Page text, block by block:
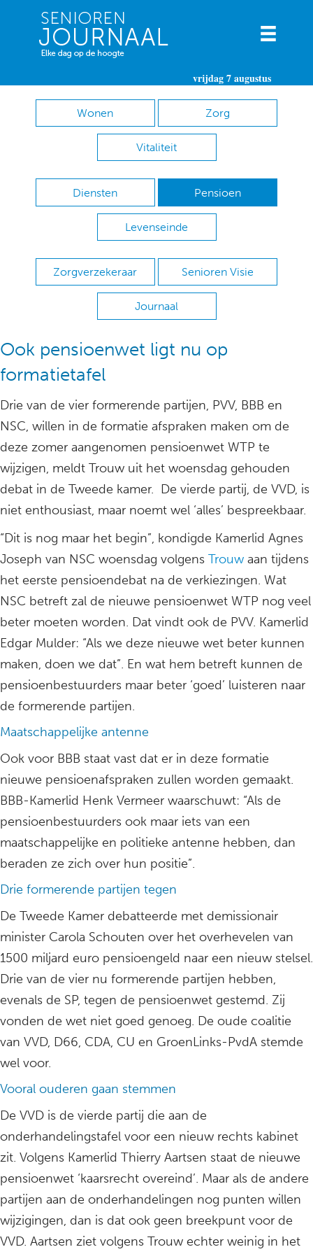
vrijdag 7 augustus
Wonen Zorg
Vitaliteit
Diensten Pensioen
Levenseinde
Zorgverzekeraar Senioren Visie
Journaal
Ook pensioenwet ligt nu op
formatietafel
Drie van de vier formerende partijen, PVV, BBB en
NSC, willen in de formatie afspraken maken om de
deze zomer aangenomen pensioenwet WTP te
wijzigen, meldt Trouw uit het woensdag gehouden
debat in de Tweede kamer. De vierde partij, de VVD, is
niet enthousiast, maar noemt wel ‘alles’ bespreekbaar.
“Dit is nog maar het begin”, kondigde Kamerlid Agnes
Joseph van NSC woensdag volgens Trouw aan tijdens
het eerste pensioendebat na de verkiezingen. Wat
NSC betreft zal de nieuwe pensioenwet WTP nog veel
beter moeten worden. Dat vindt ook de PVV. Kamerlid
Edgar Mulder: “Als we deze nieuwe wet beter kunnen
maken, doen we dat”. En wat hem betreft kunnen de
pensioenbestuurders maar beter ‘goed’ luisteren naar
de formerende partijen.
Maatschappelijke antenne
Ook voor BBB staat vast dat er in deze formatie
nieuwe pensioenafspraken zullen worden gemaakt.
BBB-Kamerlid Henk Vermeer waarschuwt: “Als de
pensioenbestuurders ook maar iets van een
maatschappelijke en politieke antenne hebben, dan
beraden ze zich over hun positie”.
Drie formerende partijen tegen
De Tweede Kamer debatteerde met demissionair
minister Carola Schouten over het overhevelen van
1500 miljard euro pensioengeld naar een nieuw stelsel.
Drie van de vier nu formerende partijen hebben,
evenals de SP, tegen de pensioenwet gestemd. Zij
vonden de wet niet goed genoeg. De oude coalitie
van VVD, D66, CDA, CU en GroenLinks-PvdA stemde
wel voor.
Vooral ouderen gaan stemmen
De VVD is de vierde partij die aan de
onderhandelingstafel voor een nieuw rechts kabinet
zit. Volgens Kamerlid Thierry Aartsen staat de nieuwe
pensioenwet ‘kaarsrecht overeind’. Maar als de andere
partijen aan de onderhandelingen nog punten willen
wijzigingen, dan is dat ook geen breekpunt voor de
VVD. Aartsen ziet volgens Trouw echter weinig in het